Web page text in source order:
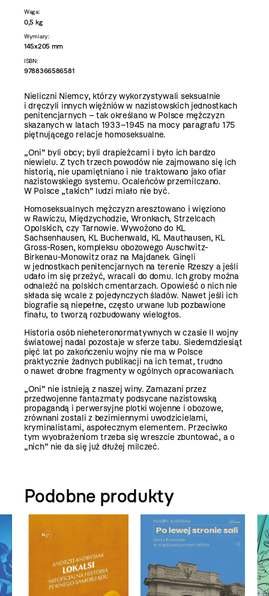
Waga:
0,5 kg
Wymiary:
145x205 mm
ISBN:
9788366586581
Nieliczni Niemcy, którzy wykorzystywali seksualnie
i dręczyli innych więźniów w nazistowskich jednostkach
penitencjarnych – tak określano w Polsce mężczyzn
skazanych w latach 1933–1945 na mocy paragrafu 175
piętnującego relacje homoseksualne.
„Oni” byli obcy; byli drapieżcami i było ich bardzo
niewielu. Z tych trzech powodów nie zajmowano się ich
historią, nie upamiętniano i nie traktowano jako ofiar
nazistowskiego systemu. Ocaleńców przemilczano.
W Polsce „takich” ludzi miało nie być.
Homoseksualnych mężczyzn aresztowano i więziono
w Rawiczu, Międzychodzie, Wronkach, Strzelcach
Opolskich, czy Tarnowie. Wywożono do KL
Sachsenhausen, KL Buchenwald, KL Mauthausen, KL
Gross-Rosen, kompleksu obozowego Auschwitz-
Birkenau-Monowitz oraz na Majdanek. Ginęli
w jednostkach penitencjarnych na terenie Rzeszy a jeśli
udało im się przeżyć, wracali do domu. Ich groby można
odnaleźć na polskich cmentarzach. Opowieść o nich nie
składa się wcale z pojedynczych śladów. Nawet jeśli ich
biografie są niepełne, często urwane lub pozbawione
finału, to tworzą rozbudowany wielogłos.
Historia osób nieheteronormatywnych w czasie II wojny
światowej nadal pozostaje w sferze tabu. Siedemdziesiąt
pięć lat po zakończeniu wojny nie ma w Polsce
praktycznie żadnych publikacji na ich temat, trudno
o nawet drobne fragmenty w ogólnych opracowaniach.
„Oni” nie istnieją z naszej winy. Zamazani przez
przedwojenne fantazmaty podsycane nazistowską
propagandą i perwersyjne plotki wojenne i obozowe,
zrównani zostali z bezimiennymi uwodzicielami,
kryminalistami, aspołecznym elementem. Przeciwko
tym wyobrażeniom trzeba się wreszcie zbuntować, a o
„nich” nie da się już dłużej milczeć.
Podobne produkty